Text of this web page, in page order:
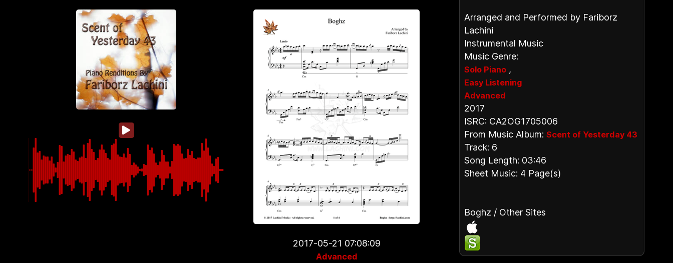
2017-05-21 07:08:09
Advanced
Arranged and Performed by Fariborz
Lachini
Instrumental Music
Music Genre:
Solo Piano ,
Easy Listening
Advanced
2017
ISRC: CA2OG1705006
From Music Album: Scent of Yesterday 43
Track: 6
Song Length: 03:46
Sheet Music: 4 Page(s)
Boghz / Other Sites